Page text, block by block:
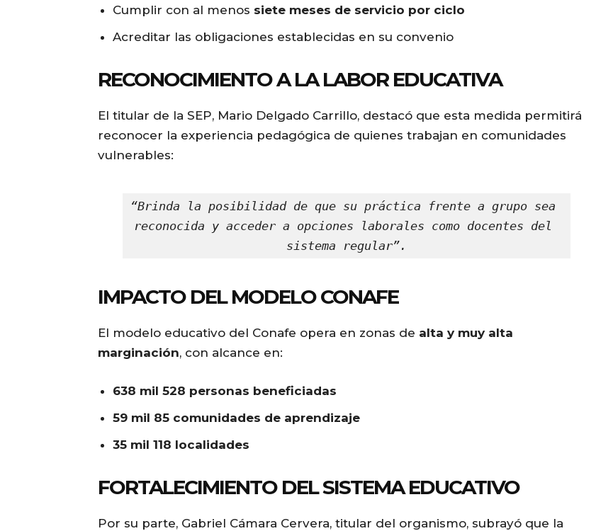
Cumplir con al menos siete meses de servicio por ciclo
Acreditar las obligaciones establecidas en su convenio
RECONOCIMIENTO A LA LABOR EDUCATIVA
El titular de la SEP, Mario Delgado Carrillo, destacó que esta medida permitirá
reconocer la experiencia pedagógica de quienes trabajan en comunidades
vulnerables:
“Brinda la posibilidad de que su práctica frente a grupo sea
reconocida y acceder a opciones laborales como docentes del
sistema regular”.
IMPACTO DEL MODELO CONAFE
El modelo educativo del Conafe opera en zonas de alta y muy alta
marginación, con alcance en:
638 mil 528 personas beneficiadas
59 mil 85 comunidades de aprendizaje
35 mil 118 localidades
FORTALECIMIENTO DEL SISTEMA EDUCATIVO
Por su parte, Gabriel Cámara Cervera, titular del organismo, subrayó que la